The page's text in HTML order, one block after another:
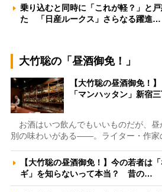
乗り込むと同時に「これが軽？」と
た 「日産ルークス」さらなる躍進…
大竹聡の「昼酒御免！」
【大竹聡の昼酒御免！
「マンハッタン」新宿
お酒はいつ飲んでもいいものだが、昼
別の味わいがある――。ライター・作
【大竹聡の昼酒御免！】今の若者は
ギ」を知らないって本当？ 昔の…